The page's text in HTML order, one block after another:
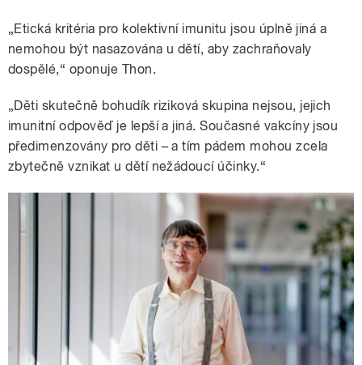
„Etická kritéria pro kolektivní imunitu jsou úplně jiná a
nemohou být nasazována u dětí, aby zachraňovaly
dospělé,“ oponuje Thon.
„Děti skutečně bohudík riziková skupina nejsou, jejich
imunitní odpověď je lepší a jiná. Současné vakcíny jsou
předimenzovány pro děti – a tím pádem mohou zcela
zbytečně vznikat u dětí nežádoucí účinky.“